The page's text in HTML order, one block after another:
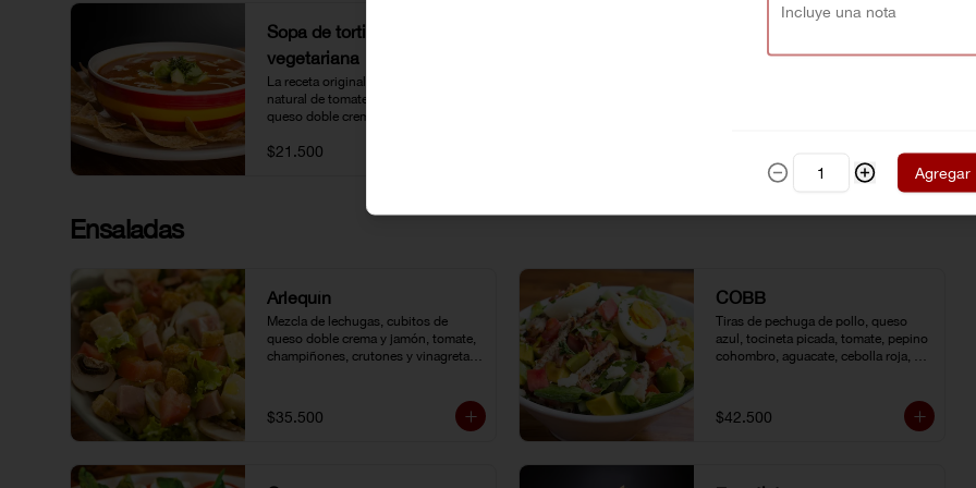
Sopa de tortilla
vegetariana
La receta original de Lupita: Caldo
natural de tomate acompañado
queso doble crema, aguacate y
$21.500
Ensaladas
Arlequín
Mezcla de lechugas, cubitos de
queso doble crema y jamón, tomate,
champiñones, crutones y vinagreta
$35.500
COBB
Tiras de pechuga de pollo, queso
azul, tocineta picada, tomate, pepino
cohombro, aguacate, cebolla roja,
$42.500
Agregar